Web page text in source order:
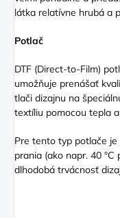
látka relatívne hrubá a
Potlač
DTF (Direct-to-Film)
umožňuje prenášať
tlači dizajnu na
textíliu pomocou tepla
Pre tento typ potlače
prania (ako napr. 40
dlhodobá trvácnosť